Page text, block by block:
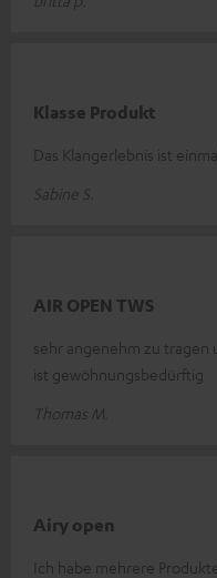
Klasse Produkt
Das Klangerlebnis ist
Sabine S.
AIR OPEN TWS
sehr angenehm zu tragen
ist gewöhnungsbedürftig
Thomas M.
Airy open
Ich habe mehrere